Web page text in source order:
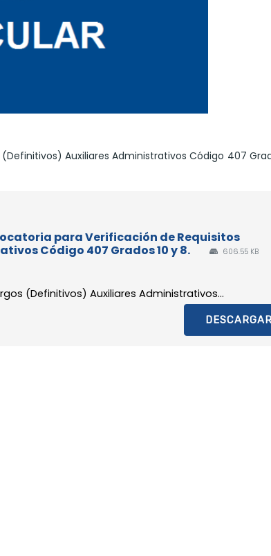
Auxiliares Administrativos Código 407
para Verificación de Requisitos
Código 407 Grados 10 y 8.
606.55 KB
(Definitivos) Auxiliares Administrativos...
DESCARGAR